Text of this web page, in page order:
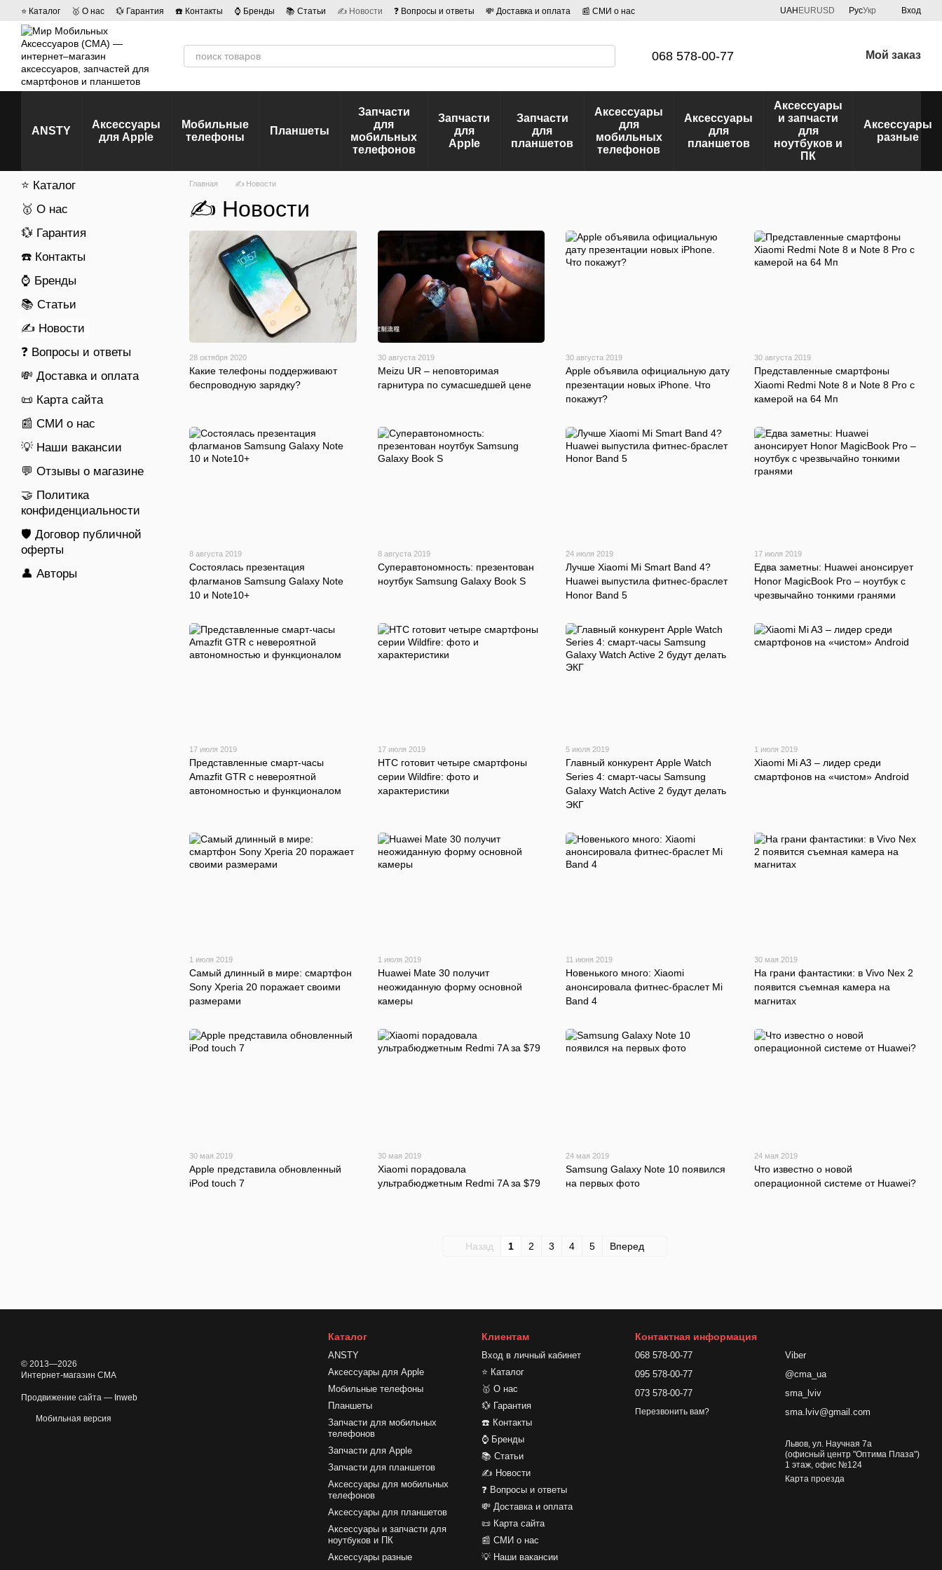
Перейти к основному контенту
⭐ Каталог 🥇 О нас 💱 Гарантия ☎️ Контакты ⌚ Бренды 📚 Статьи ✍ Новости ❓ Вопросы и ответы 💸 Доставка и оплата
📰 СМИ о нас
UAH EURUSD РусУкр Вход
068 578-00-77 Мой заказ
ANSTY
Аксессуары
для Apple
Мобильные
телефоны
Планшеты
Запчасти
для
мобильных
телефонов
Запчасти
для
Apple
Запчасти
для
планшетов
Аксессуары
для
мобильных
телефонов
Аксессуары
для
планшетов
Аксессуары
и запчасти
для
ноутбуков и
ПК
Аксессуары
разные
Главная ✍ Новости
✍ Новости
28 октября 2020
Какие телефоны поддерживают
беспроводную зарядку?
30 августа 2019
Meizu UR – неповторимая
гарнитура по сумасшедшей цене
30 августа 2019
Apple объявила официальную дату
презентации новых iPhone. Что
покажут?
30 августа 2019
Представленные смартфоны
Xiaomi Redmi Note 8 и Note 8 Pro с
камерой на 64 Мп
8 августа 2019
Состоялась презентация
флагманов Samsung Galaxy Note
10 и Note10+
8 августа 2019
Суперавтономность: презентован
ноутбук Samsung Galaxy Book S
24 июля 2019
Лучше Xiaomi Mi Smart Band 4?
Huawei выпустила фитнес-браслет
Honor Band 5
17 июля 2019
Едва заметны: Huawei анонсирует
Honor MagicBook Pro – ноутбук с
чрезвычайно тонкими гранями
17 июля 2019
Представленные смарт-часы
Amazfit GTR с невероятной
автономностью и функционалом
17 июля 2019
HTC готовит четыре смартфоны
серии Wildfire: фото и
характеристики
5 июля 2019
Главный конкурент Apple Watch
Series 4: смарт-часы Samsung
Galaxy Watch Active 2 будут делать
ЭКГ
1 июля 2019
Xiaomi Mi A3 – лидер среди
смартфонов на «чистом» Android
1 июля 2019
Самый длинный в мире: смартфон
Sony Xperia 20 поражает своими
размерами
1 июля 2019
Huawei Mate 30 получит
неожиданную форму основной
камеры
11 июня 2019
Новенького много: Xiaomi
анонсировала фитнес-браслет Mi
Band 4
30 мая 2019
На грани фантастики: в Vivo Nex 2
появится съемная камера на
магнитах
30 мая 2019
Apple представила обновленный
iPod touch 7
30 мая 2019
Xiaomi порадовала
ультрабюджетным Redmi 7A за $79
24 мая 2019
Samsung Galaxy Note 10 появился
на первых фото
24 мая 2019
Что известно о новой
операционной системе от Huawei?
Назад 1 2 3 4 5 Вперед
⭐ Каталог
🥇 О нас
💱 Гарантия
☎️ Контакты
⌚ Бренды
📚 Статьи
✍ Новости
❓ Вопросы и ответы
💸 Доставка и оплата
📜 Карта сайта
📰 СМИ о нас
💡 Наши вакансии
💬 Отзывы о магазине
🤝 Политика
конфиденциальности
🛡️ Договор публичной
оферты
👤 Авторы
© 2013—2026
Интернет-магазин CMA
Продвижение сайта — Inweb
Мобильная версия
Каталог
ANSTY
Аксессуары для Apple
Мобильные телефоны
Планшеты
Запчасти для мобильных
телефонов
Запчасти для Apple
Запчасти для планшетов
Аксессуары для мобильных
телефонов
Аксессуары для планшетов
Аксессуары и запчасти для
ноутбуков и ПК
Аксессуары разные
Клиентам
Вход в личный кабинет
⭐ Каталог
🥇 О нас
💱 Гарантия
☎️ Контакты
⌚ Бренды
📚 Статьи
✍ Новости
❓ Вопросы и ответы
💸 Доставка и оплата
📜 Карта сайта
📰 СМИ о нас
💡 Наши вакансии
Контактная информация
068 578-00-77
095 578-00-77
073 578-00-77
Перезвонить вам?
Viber
@cma_ua
sma_lviv
sma.lviv@gmail.com
Львов, ул. Научная 7а
(офисный центр "Оптима Плаза")
1 этаж, офис №124
Карта проезда